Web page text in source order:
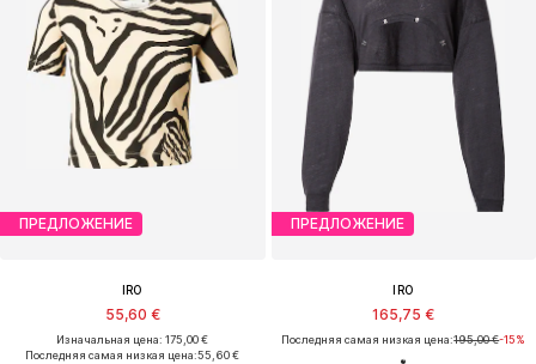
ПРЕДЛОЖЕНИЕ
IRO
55,60 €
Изначальная цена: 175,00 €
Последняя самая низкая цена:55,60 €
ПРЕДЛОЖЕНИЕ
IRO
165,75 €
Последняя самая низкая цена:195,00 €-15%